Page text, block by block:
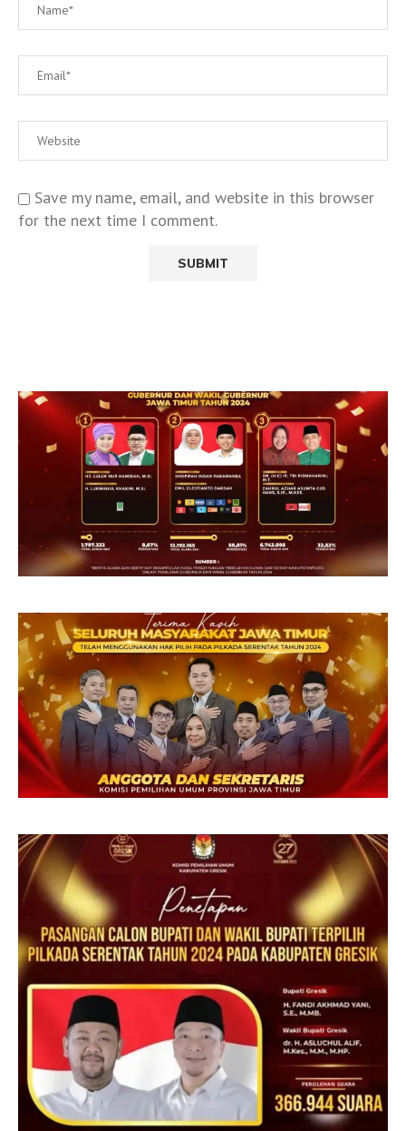
Save my name, email, and website in this browser
for the next time I comment.